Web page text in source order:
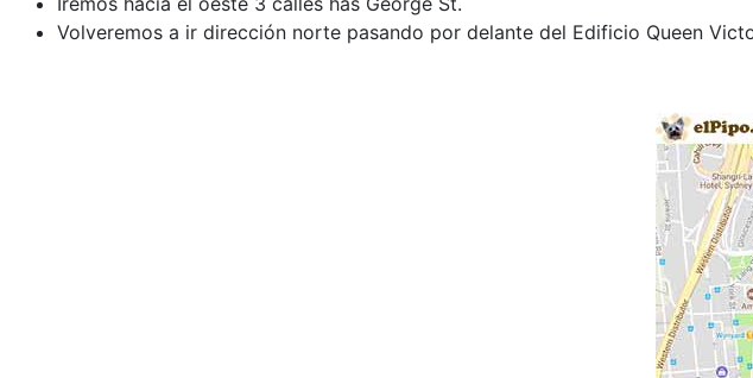
Volveremos a ir dirección norte pasando por delante del Edificio Queen